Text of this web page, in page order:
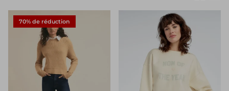
70% de réduction